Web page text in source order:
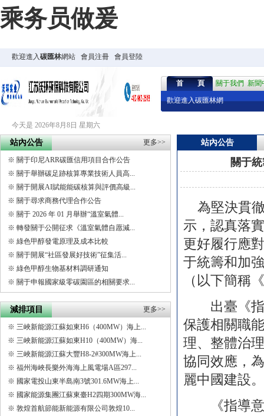
乘务员做爰
歡迎進入碳匯林網站 會員注冊 會員登陸
首 頁 關于我們 新聞
歡迎進入碳匯林網
今天是 2026年8月8日 星期六
站內公告 更多>>
※ 關于印尼ARR碳匯信用項目合作公告
※ 關于舉辦碳足跡核算專業技術人員高...
※ 關于開展AI賦能能碳核算與評價高級...
※ 關于尋求商務代理合作公告
※ 關于 2026 年 01 月舉辦“溫室氣體...
※ 轉發關于公開征求《溫室氣體自愿減...
※ 綠色甲醇發電原理及成本比較
※ 關于開展“社區發展好技術”征集活...
※ 綠色甲醇生物基材料調研通知
※ 關于申報國家級零碳園區的相關要求...
減排項目 更多>>
※ 三峽新能源江蘇如東H6（400MW）海上...
※ 三峽新能源江蘇如東H10（400MW）海...
※ 三峽新能源江蘇大豐H8-2#300MW海上...
※ 福州海峽長樂外海海上風電場A區297...
※ 國家電投山東半島南3號301.6MW海上...
※ 國家能源集團江蘇東臺H2四期300MW海...
※ 敦煌首航節能新能源有限公司敦煌10...
站內公告
關于
為堅決貫徹
示，認真落
更好履行應
于統籌和加
（以下簡稱
出臺《指
保護相關職
理、整體治
協同效應，
麗中國建設。
《指導意